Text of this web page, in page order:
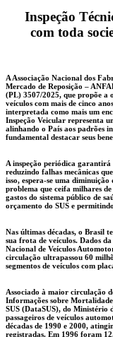
Inspeção
com toda
A Associação Nacional dos
Mercado de Reposição –
(PL) 3507/2025, que propõe a
veículos com mais de cinco
interpretada como mais um
Inspeção Veicular representa
alinhando o País aos padrões
fundamental destacar seus
A inspeção periódica garantirá
reduzindo falhas mecânicas
isso, espera-se uma
problema que ceifa milhares
gastos do sistema público de
orçamento do SUS e
Nas últimas décadas, o Brasil
sua frota de veículos. Dados
Nacional de Veículos
circulação ultrapassou 60
segmentos de veículos com
Associado à maior circulação
Informações sobre
SUS (DataSUS), do Ministério
passageiros de veículos
décadas de 1990 e 2000,
registradas. Em 1996 foram